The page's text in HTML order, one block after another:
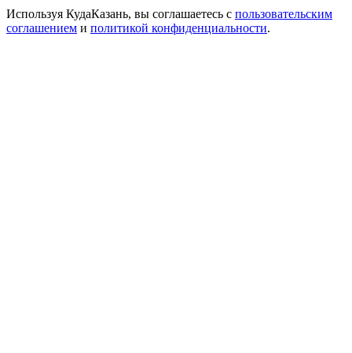
Используя КудаКазань, вы соглашаетесь с пользовательским
соглашением и политикой конфиденциальности.